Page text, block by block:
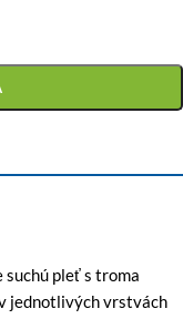
suchú pleť s troma
jednotlivých vrstvách